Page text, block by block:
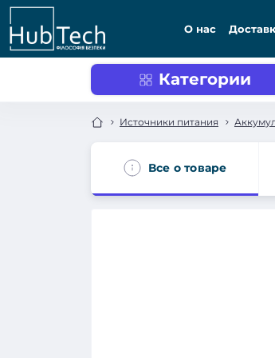
О нас
Категории
Источники питания
Все о товаре